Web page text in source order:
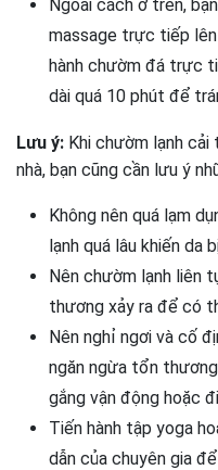
Ngoài cách ở trên,
massage trực tiếp
hành chườm đá trực
dài quá 10 phút để
Lưu ý: Khi chườm lạnh
nhà, bạn cũng cần lưu ý
Không nên quá lạm
lạnh quá lâu khiến da
Nên chườm lạnh liên
thương xảy ra để có
Nên nghỉ ngơi và cố
ngăn ngừa tổn
gắng vận động hoặc
Tiến hành tập yoga
dẫn của chuyên gia